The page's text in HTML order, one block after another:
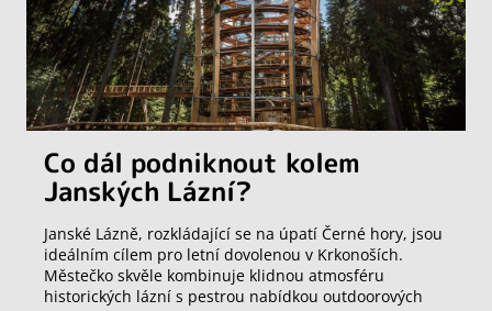
Co dál podniknout kolem
Janských Lázní?
Janské Lázně, rozkládající se na úpatí Černé hory, jsou
ideálním cílem pro letní dovolenou v Krkonoších.
Městečko skvěle kombinuje klidnou atmosféru
historických lázní s pestrou nabídkou outdoorových